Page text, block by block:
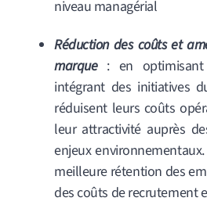
niveau managérial
Réduction des coûts et
marque: en optimisant
intégrant des initiatives
réduisent leurs coûts
leur attractivité auprès
enjeux environnementaux.
meilleure rétention des
des coûts de recrutement